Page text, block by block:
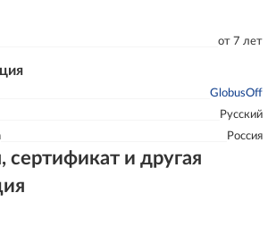
от 7 лет
GlobusOff
Русский
Россия
сертификат и другая